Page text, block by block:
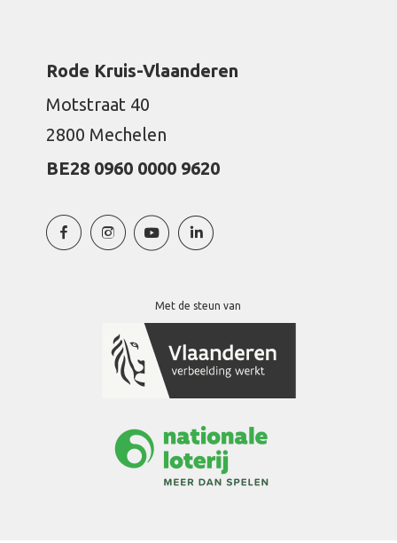
Rode Kruis-Vlaanderen
Motstraat 40
2800 Mechelen
BE28 0960 0000 9620
Met de steun van